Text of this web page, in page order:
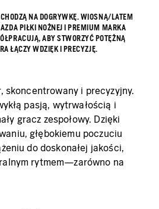
NA DOGRYWKĘ. WIOSNĄ/LATEM
PIŁKI NOŻNEJ I PREMIUM MARKA
ABY STWORZYĆ POTĘŻNĄ
ŁĄCZY WDZIĘK I PRECYZJĘ.
skoncentrowany i precyzyjny.
pasją, wytrwałością i
gracz zespołowy. Dzięki
głębokiemu poczuciu
do doskonałej jakości,
rytmem—zarówno na